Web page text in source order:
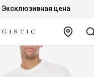
Эксклюзивная цена